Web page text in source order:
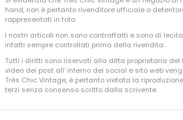
hand, non è pertanto rivenditore ufficiale o
rappresentati in foto.
I nostri articoli non sono contraffatti e sono di
infatti sempre controllati prima della rivendita.
Tutti i diritti sono riservati alla ditta proprietaria del
video dei post all’ interno dei social e sito web
Très Chic Vintage, è pertanto vietata la
terzi senza consenso scritto dalla scrivente.